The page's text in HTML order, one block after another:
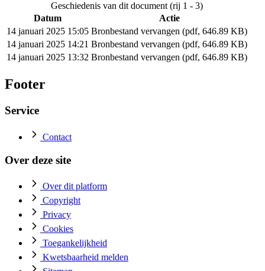
Geschiedenis van dit document (rij 1 - 3)
Datum
Actie
14 januari 2025 15:05 Bronbestand vervangen (pdf, 646.89 KB)
14 januari 2025 14:21 Bronbestand vervangen (pdf, 646.89 KB)
14 januari 2025 13:32 Bronbestand vervangen (pdf, 646.89 KB)
Footer
Service
Contact
Over deze site
Over dit platform
Copyright
Privacy
Cookies
Toegankelijkheid
Kwetsbaarheid melden